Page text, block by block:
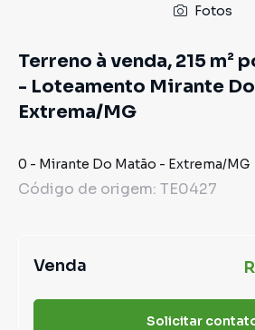
Fotos
Terreno à venda, 215 m²
- Loteamento Mirante
Extrema/MG
0 - Mirante Do Matão - Extrema/MG
Código de origem: TE0427
Venda
Solicitar